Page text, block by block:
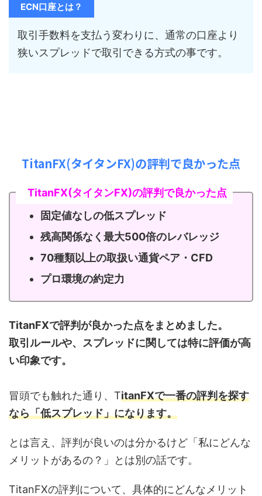
ECN口座とは？
取引手数料を支払う変わりに、通常の口座より
狭いスプレッドで取引できる方式の事です。
TitanFX(タイタンFX)の評判で良かった点
TitanFX(タイタンFX)の評判で良かった点
固定値なしの低スプレッド
残高関係なく最大500倍のレバレッジ
70種類以上の取扱い通貨ペア・CFD
プロ環境の約定力
TitanFXで評判が良かった点をまとめました。
取引ルールや、スプレッドに関しては特に評価が高
い印象です。
冒頭でも触れた通り、TitanFXで一番の評判を探す
なら「低スプレッド」になります。
とは言え、評判が良いのは分かるけど「私にどんな
メリットがあるの？」とは別の話です。
TitanFXの評判について、具体的にどんなメリット